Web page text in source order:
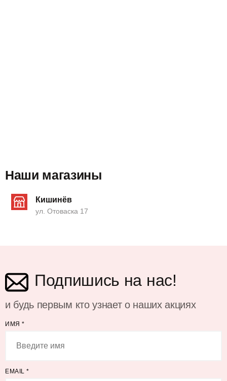
Наши магазины
Кишинёв
ул. Отоваска 17
Подпишись на нас!
и будь первым кто узнает о наших акциях
ИМЯ *
EMAIL *